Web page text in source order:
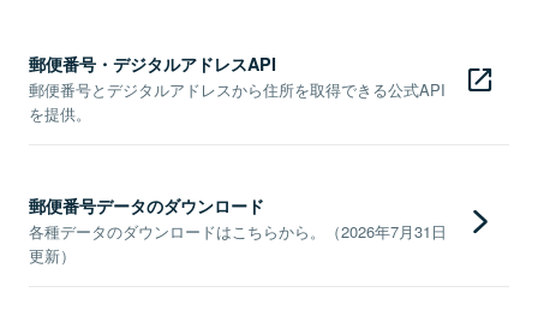
郵便番号・デジタルアドレスAPI
郵便番号とデジタルアドレスから住所を取得できる公式API
を提供。
郵便番号データのダウンロード
各種データのダウンロードはこちらから。（2026年7月31日
更新）